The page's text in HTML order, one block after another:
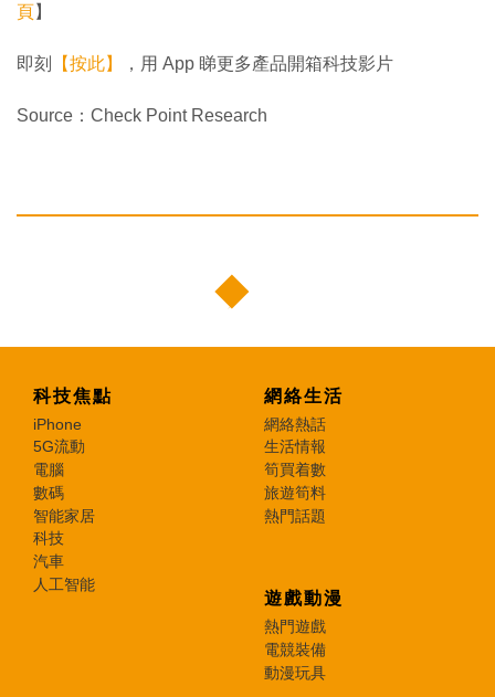
頁】
即刻 【按此】 ，用 App 睇更多產品開箱科技影片
Source：Check Point Research
科技焦點
iPhone
5G流動
電腦
數碼
智能家居
科技
汽車
人工智能
網絡生活
網絡熱話
生活情報
筍買着數
旅遊筍料
熱門話題
遊戲動漫
熱門遊戲
電競裝備
動漫玩具